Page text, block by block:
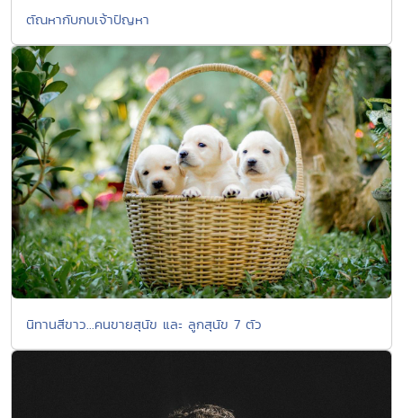
ตัณหากับกบเจ้าปัญหา
นิทานสีขาว...คนขายสุนัข และ ลูกสุนัข 7 ตัว